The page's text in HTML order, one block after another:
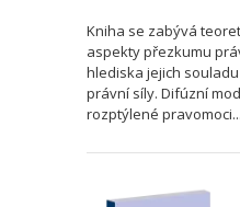
Kniha se zabývá
aspekty přezkumu
hlediska jejich
právní síly. Difúzní
rozptýlené pravomoci...